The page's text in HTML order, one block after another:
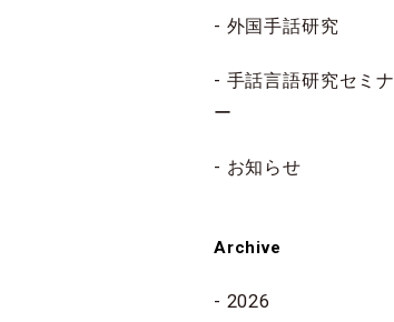
外国手話研究
手話言語研究セミナ
ー
お知らせ
Archive
2026